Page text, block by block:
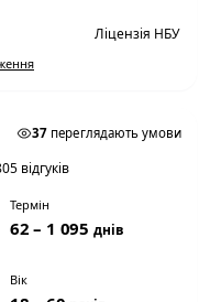
Ліцензія НБУ
37 переглядають умови
відгуків
Термін
62 – 1 095днів
Вік